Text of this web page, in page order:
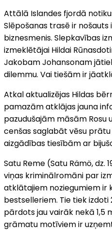
Attālā Islandes fjordā
Slēpošanas trasē ir
biznesmenis. Slepkavības
izmeklētājai Hildai
Jakobam Johansonam
dilemmu. Vai tiešām ir
Atkal aktualizējas Hildas
pamazām atklājas jauna
pazudušajām māsām Rosu
cenšas saglabāt vēsu
aizgādības tiesībām ar
Satu Reme (Satu Rämö, dz.
viņas kriminālromāni par
atklātajiem noziegumiem ir
bestselleriem. Tie tiek izdoti
pārdots jau vairāk nekā 1,5
grāmatu motīviem ir